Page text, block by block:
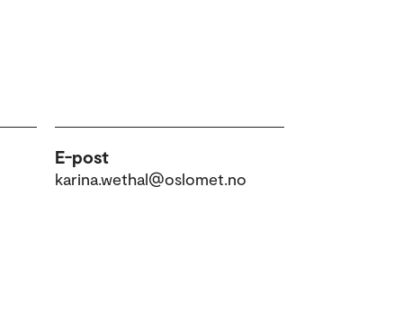
E-post
karina.wethal@oslomet.no